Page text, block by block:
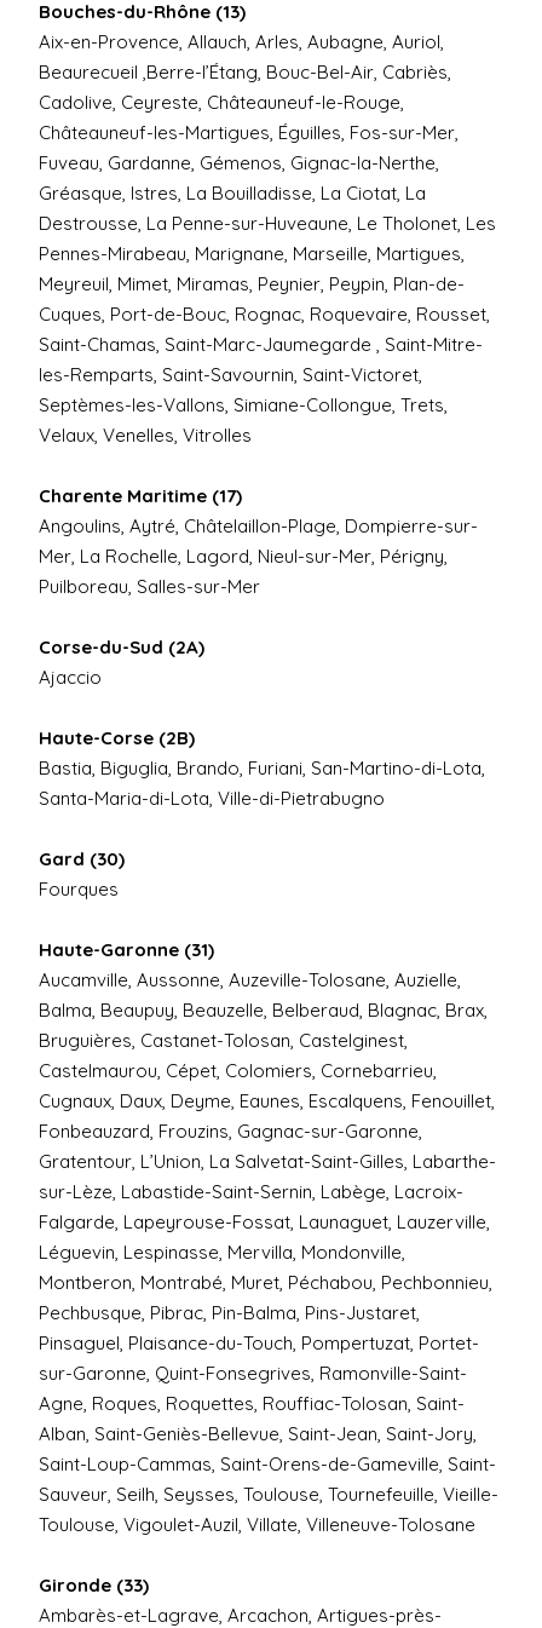
Bouches-du-Rhône (13)
Aix-en-Provence, Allauch, Arles, Aubagne, Auriol,
Beaurecueil ,Berre-l’Étang, Bouc-Bel-Air, Cabriès,
Cadolive, Ceyreste, Châteauneuf-le-Rouge,
Châteauneuf-les-Martigues, Éguilles, Fos-sur-Mer,
Fuveau, Gardanne, Gémenos, Gignac-la-Nerthe,
Gréasque, Istres, La Bouilladisse, La Ciotat, La
Destrousse, La Penne-sur-Huveaune, Le Tholonet, Les
Pennes-Mirabeau, Marignane, Marseille, Martigues,
Meyreuil, Mimet, Miramas, Peynier, Peypin, Plan-de-
Cuques, Port-de-Bouc, Rognac, Roquevaire, Rousset,
Saint-Chamas, Saint-Marc-Jaumegarde , Saint-Mitre-
les-Remparts, Saint-Savournin, Saint-Victoret,
Septèmes-les-Vallons, Simiane-Collongue, Trets,
Velaux, Venelles, Vitrolles
Charente Maritime (17)
Angoulins, Aytré, Châtelaillon-Plage, Dompierre-sur-
Mer, La Rochelle, Lagord, Nieul-sur-Mer, Périgny,
Puilboreau, Salles-sur-Mer
Corse-du-Sud (2A)
Ajaccio
Haute-Corse (2B)
Bastia, Biguglia, Brando, Furiani, San-Martino-di-Lota,
Santa-Maria-di-Lota, Ville-di-Pietrabugno
Gard (30)
Fourques
Haute-Garonne (31)
Aucamville, Aussonne, Auzeville-Tolosane, Auzielle,
Balma, Beaupuy, Beauzelle, Belberaud, Blagnac, Brax,
Bruguières, Castanet-Tolosan, Castelginest,
Castelmaurou, Cépet, Colomiers, Cornebarrieu,
Cugnaux, Daux, Deyme, Eaunes, Escalquens, Fenouillet,
Fonbeauzard, Frouzins, Gagnac-sur-Garonne,
Gratentour, L’Union, La Salvetat-Saint-Gilles, Labarthe-
sur-Lèze, Labastide-Saint-Sernin, Labège, Lacroix-
Falgarde, Lapeyrouse-Fossat, Launaguet, Lauzerville,
Léguevin, Lespinasse, Mervilla, Mondonville,
Montberon, Montrabé, Muret, Péchabou, Pechbonnieu,
Pechbusque, Pibrac, Pin-Balma, Pins-Justaret,
Pinsaguel, Plaisance-du-Touch, Pompertuzat, Portet-
sur-Garonne, Quint-Fonsegrives, Ramonville-Saint-
Agne, Roques, Roquettes, Rouffiac-Tolosan, Saint-
Alban, Saint-Geniès-Bellevue, Saint-Jean, Saint-Jory,
Saint-Loup-Cammas, Saint-Orens-de-Gameville, Saint-
Sauveur, Seilh, Seysses, Toulouse, Tournefeuille, Vieille-
Toulouse, Vigoulet-Auzil, Villate, Villeneuve-Tolosane
Gironde (33)
Ambarès-et-Lagrave, Arcachon, Artigues-près-